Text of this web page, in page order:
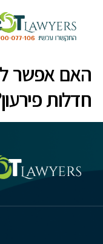
האם אפשר
חדלות